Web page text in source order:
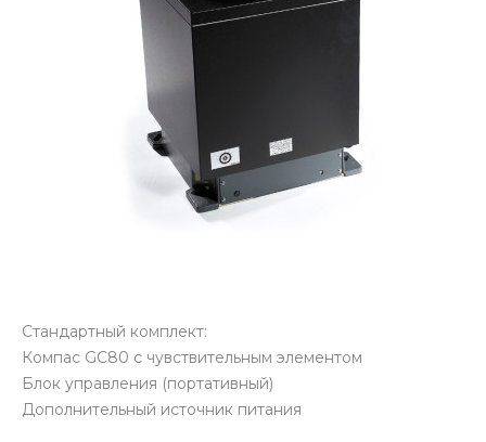
Стандартный комплект:
Компас GC80 с чувствительным элементом
Блок управления (портативный)
Дополнительный источник питания